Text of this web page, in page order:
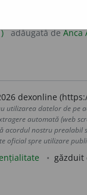
adăugată deAnca
dexonline
utilizarea datelor de pe
automată (web
acordul nostru prealabil
oficial spre utilizare
găzduit